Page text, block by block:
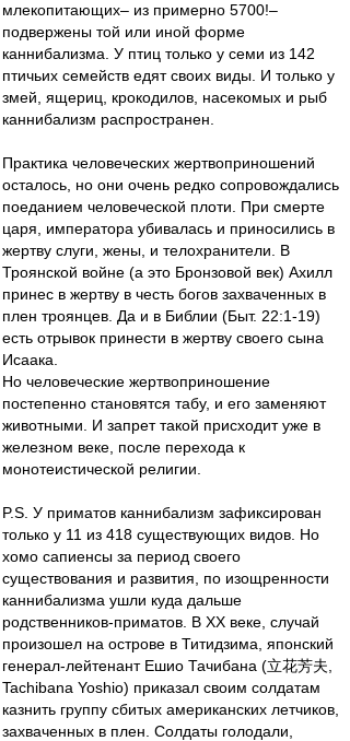
млекопитающих– из примерно 5700!–
подвержены той или иной форме
каннибализма. У птиц только у семи из 142
птичьих семейств едят своих виды. И только у
змей, ящериц, крокодилов, насекомых и рыб
каннибализм распространен.
Практика человеческих жертвоприношений
осталось, но они очень редко сопровождались
поеданием человеческой плоти. При смерте
царя, императора убивалась и приносились в
жертву слуги, жены, и телохранители. В
Троянской войне (а это Бронзовой век) Ахилл
принес в жертву в честь богов захваченных в
плен троянцев. Да и в Библии (Быт. 22:1-19)
есть отрывок принести в жертву своего сына
Исаака.
Но человеческие жертвоприношение
постепенно становятся табу, и его заменяют
животными. И запрет такой присходит уже в
железном веке, после перехода к
монотеистической религии.
P.S. У приматов каннибализм зафиксирован
только у 11 из 418 существующих видов. Но
хомо сапиенсы за период своего
существования и развития, по изощренности
каннибализма ушли куда дальше
родственников-приматов. В ХХ веке, случай
произошел на острове в Титидзима, японский
генерал-лейтенант Ешио Тачибана (立花芳夫,
Tachibana Yoshio) приказал своим солдатам
казнить группу сбитых американских летчиков,
захваченных в плен. Солдаты голодали,